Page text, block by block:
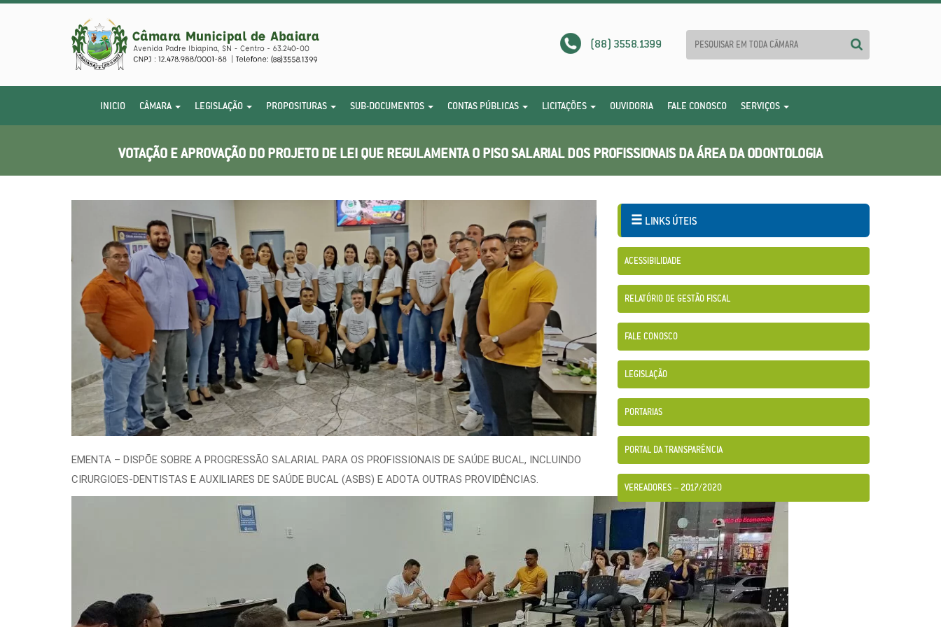
(88) 3558.1399
INICIO CÂMARA LEGISLAÇÃO PROPOSITURAS SUB-DOCUMENTOS CONTAS PÚBLICAS LICITAÇÕES OUVIDORIA FALE CONOSCO SERVIÇOS
VOTAÇÃO E APROVAÇÃO DO PROJETO DE LEI QUE REGULAMENTA O PISO SALARIAL DOS PROFISSIONAIS DA ÁREA DA ODONTOLOGIA
EMENTA – DISPÕE SOBRE A PROGRESSÃO SALARIAL PARA OS PROFISSIONAIS DE SAÚDE BUCAL, INCLUINDO
CIRURGIOES-DENTISTAS E AUXILIARES DE SAÚDE BUCAL (ASBS) E ADOTA OUTRAS PROVIDÊNCIAS.
LINKS ÚTEIS
ACESSIBILIDADE
RELATÓRIO DE GESTÃO FISCAL
FALE CONOSCO
LEGISLAÇÃO
PORTARIAS
PORTAL DA TRANSPARÊNCIA
VEREADORES – 2017/2020